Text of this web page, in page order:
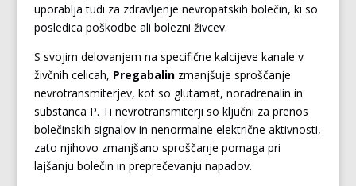
uporablja tudi za zdravljenje nevropatskih bolečin, ki so
posledica poškodbe ali bolezni živcev.
S svojim delovanjem na specifične kalcijeve kanale v
živčnih celicah, Pregabalinzmanjšuje sproščanje
nevrotransmiterjev, kot so glutamat, noradrenalin in
substanca P. Ti nevrotransmiterji so ključni za prenos
bolečinskih signalov in nenormalne električne aktivnosti,
zato njihovo zmanjšano sproščanje pomaga pri
lajšanju bolečin in preprečevanju napadov.